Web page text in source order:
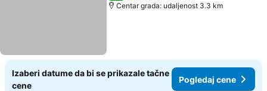
Centar grada: udaljenost 3.3 km
Izaberi datume da bi se prikazale tačne
cene
Pogledaj cene